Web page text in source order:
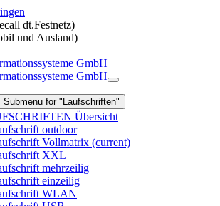
dt.Festnetz)
und Ausland)
Submenu for "Laufschriften"
Übersicht
outdoor
Vollmatrix (current)
XXL
mehrzeilig
einzeilig
WLAN